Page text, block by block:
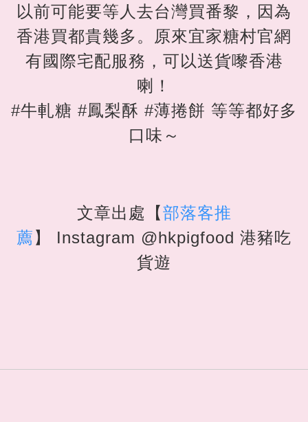
以前可能要等人去台灣買番黎，因為
香港買都貴幾多。原來宜家糖村官網
有國際宅配服務，可以送貨嚟香港
喇！
#牛軋糖 #鳳梨酥 #薄捲餅 等等都好多
口味～
文章出處【部落客推
薦 】
Instagram @hkpigfood 港豬吃
貨遊